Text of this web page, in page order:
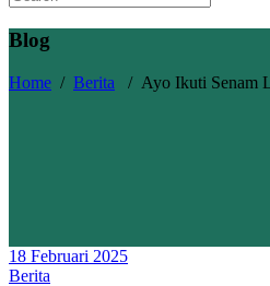
Blog
Home / Berita / Ayo Ikuti Senam
18 Februari 2025
Berita